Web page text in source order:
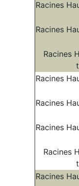
Racines
Racines
Racines
Racines
Racines
Racines
Racines
Racines